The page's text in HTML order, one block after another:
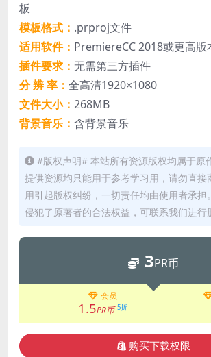
板
模板格式： .prproj文件
适用软件： PremiereCC 2018或更高版
插件要求： 无需第三方插件
分 辨 率： 全高清1920×1080
文件大小： 268MB
背景音乐： 含背景音乐
#版权声明# 本站所有资源版权均属于原
提供资源均只能用于参考学习用，请勿直接
用引起版权纠纷，一切责任均由使用者承担
侵犯了原著者的合法权益，可联系我们进行
3PR币
会员
1.5PR币 5折
购买下载权限